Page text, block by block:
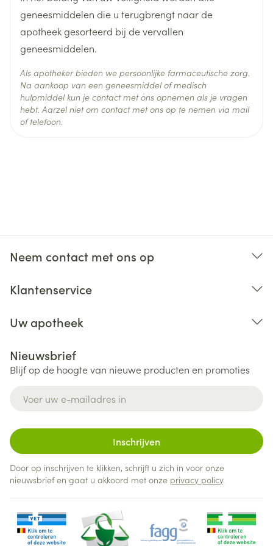
verhoogd of verlaagd gehalte van het hormoon
prolactine in het bloed,
te veel suiker in het bloed,
depressie,
veranderde of verhoogde seksuele interesse,
ongecontroleerde bewegingen van de mond, tong
en ledematen (tardieve dyskinesie),
lichthoofdigheid of flauwvallen,
laag aantal bloedplaatjes,
allergische reactie (bijv. zwelling in mond, tong,
optreden of verergering van diabetes, ketoacidose
niet genoeg natrium in het bloed,
verminderde eetlust (anorexie),
gewichtsverlies,
gedachten aan zelfdoding, poging tot zelfdoding en
zelfdoding,
Behoud Kamertemperatuur (15°C - 25°C)
geneesmiddelen die u terugbrengt naar de
apotheek gesorteerd bij de vervallen
geneesmiddelen.
Als apotheker bieden we persoonlijke farmaceutische zorg.
Na aankoop van een geneesmiddel of medisch
hulpmiddel kun je contact met ons opnemen als je vragen
hebt. Aarzel niet om contact met ons op te nemen via mail
of telefoon.
Neem contact met ons op
Klantenservice
Uw apotheek
Nieuwsbrief
Blijf op de hoogte van nieuwe producten en promoties
Inschrijven
Door op inschrijven te klikken, schrijft u zich in voor onze
nieuwsbrief en gaat u akkoord met onze privacy policy.